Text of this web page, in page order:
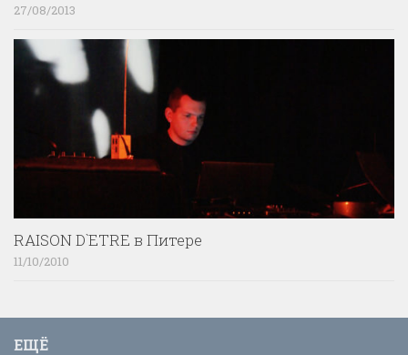
27/08/2013
RAISON D`ETRE в Питере
11/10/2010
ЕЩЁ